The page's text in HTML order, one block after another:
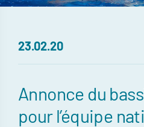
23.02.20
Annonce du
pour l’équipe